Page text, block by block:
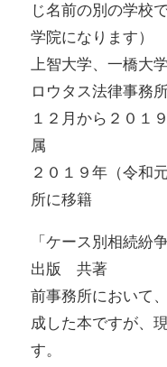
じ名前の別の学校
学院になります）
上智大学、一橋大
ロウタス法律事務
１２月から２０１
属
２０１９年（令和
所に移籍
「ケース別相続紛
出版 共著
前事務所において
成した本ですが、
す。